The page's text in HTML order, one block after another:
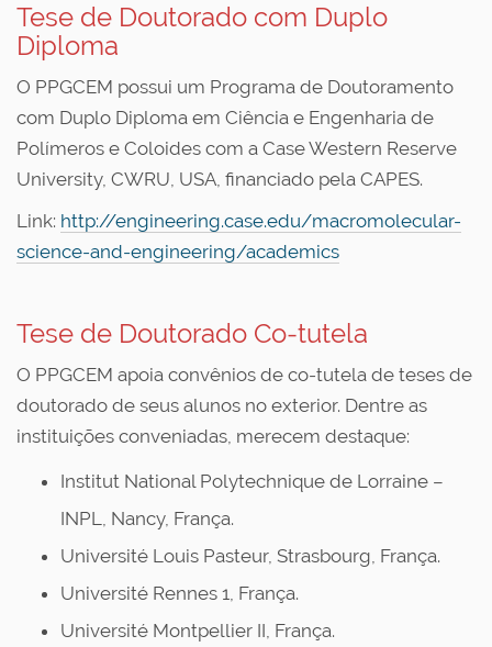
Tese de Doutorado com Duplo
Diploma
O PPGCEM possui um Programa de Doutoramento
com Duplo Diploma em Ciência e Engenharia de
Polímeros e Coloides com a Case Western Reserve
University, CWRU, USA, financiado pela CAPES.
Link: http://engineering.case.edu/macromolecular-
science-and-engineering/academics
Tese de Doutorado Co-tutela
O PPGCEM apoia convênios de co-tutela de teses de
doutorado de seus alunos no exterior. Dentre as
instituições conveniadas, merecem destaque:
Institut National Polytechnique de Lorraine –
INPL, Nancy, França.
Université Louis Pasteur, Strasbourg, França.
Université Rennes 1, França.
Université Montpellier II, França.